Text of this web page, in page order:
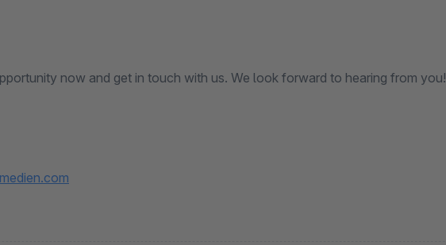
now and get in touch with us. We look forward to hearing from you!